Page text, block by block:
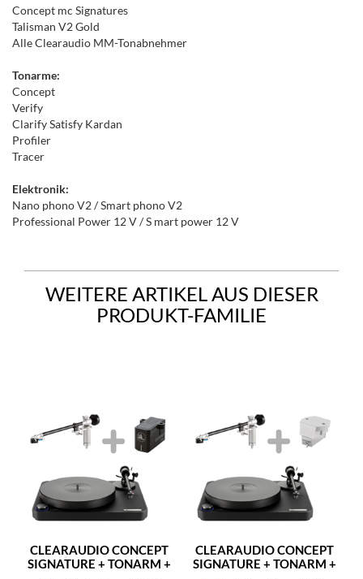
Concept mc Signatures
Talisman V2 Gold
Alle Clearaudio MM-Tonabnehmer
Tonarme:
Concept
Verify
Clarify Satisfy Kardan
Profiler
Tracer
Elektronik:
Nano phono V2 / Smart phono V2
Professional Power 12 V / S mart power 12 V
WEITERE ARTIKEL AUS DIESER
PRODUKT-FAMILIE
CLEARAUDIO CONCEPT
SIGNATURE + TONARM +
CLEARAUDIO CONCEPT
SIGNATURE + TONARM +